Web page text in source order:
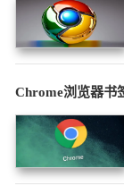
Chrome浏览器书